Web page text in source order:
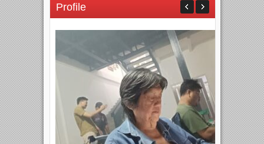
Profile